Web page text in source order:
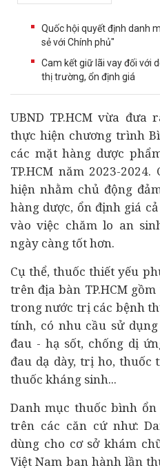
Quốc hội quyết định danh
sẻ với Chính phủ"
Cam kết giữ lãi vay đối với
thị trường, ổn định giá
UBND TP.HCM vừa
thực hiện chương trình
các mặt hàng dược
TP.HCM năm 2023-
hiện nhằm chủ động
hàng dược, ổn định giá
vào việc chăm lo an
ngày càng tốt hơn.
Cụ thể, thuốc thiết yếu
trên địa bàn TP.HCM
trong nước trị các bệnh
tính, có nhu cầu sử
đau - hạ sốt, chống dị
đau dạ dày, trị ho, thuốc
thuốc kháng sinh...
Danh mục thuốc bình
trên các căn cứ như:
dùng cho cơ sở khám
Việt Nam ban hành lần